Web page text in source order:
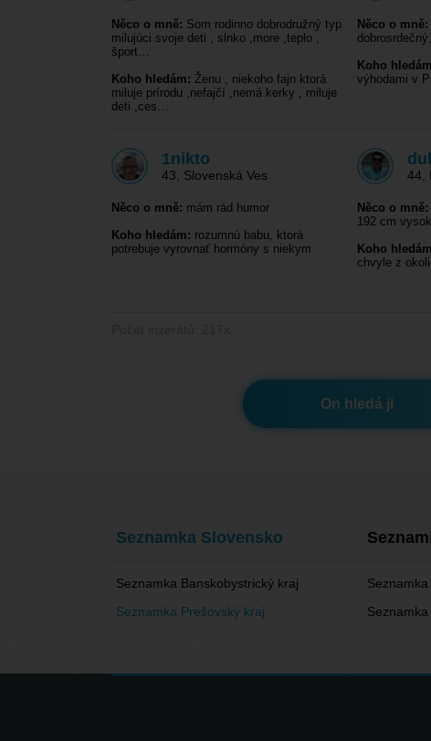
Něco o mně: Som rodinno dobrodružný typ
milujúci svoje deti , slnko ,more ,teplo ,
šport…
Koho hledám: Ženu , niekoho fajn ktorá
miluje prírodu ,nefajčí ,nemá kerky , miluje
deti ,ces…
Něco o mně:
Koho
výhodami v
1nikto
43 Slovenská Ves
Něco o mně: mám rád humor
Koho hledám: rozumnú babu, ktorá
potrebuje vyrovnať hormóny s niekym
44
Něco o mně:
192 cm
Koho
chvyle z
On hledá ji
Seznamka Slovensko
Seznamka Banskobystrický kraj
Seznamka Prešovský kraj